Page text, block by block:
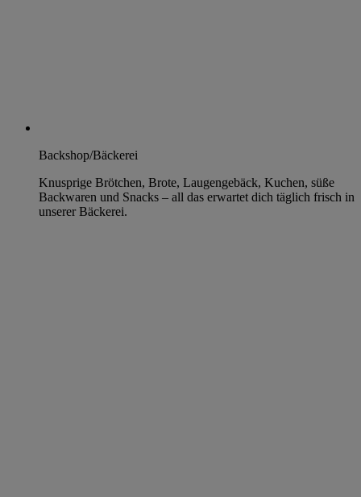
Backshop/Bäckerei
Knusprige Brötchen, Brote, Laugengebäck, Kuchen, süße
Backwaren und Snacks – all das erwartet dich täglich frisch in
unserer Bäckerei.